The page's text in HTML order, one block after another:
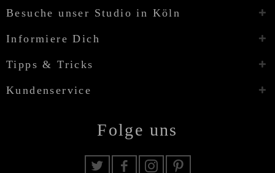
Besuche unser Studio in Köln
Informiere Dich
Tipps & Tricks
Kundenservice
Folge uns